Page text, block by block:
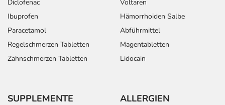
Diclofenac
Ibuprofen
Paracetamol
Regelschmerzen Tabletten
Zahnschmerzen Tabletten
Voltaren
Hämorrhoiden Salbe
Abführmittel
Magentabletten
Lidocain
SUPPLEMENTE ALLERGIEN